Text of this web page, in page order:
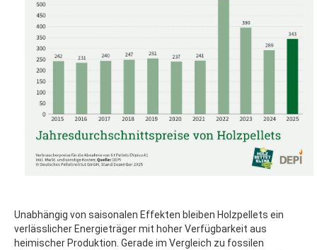
Unabhängig von saisonalen Effekten bleiben Holzpellets ein
verlässlicher Energieträger mit hoher Verfügbarkeit aus
heimischer Produktion. Gerade im Vergleich zu fossilen